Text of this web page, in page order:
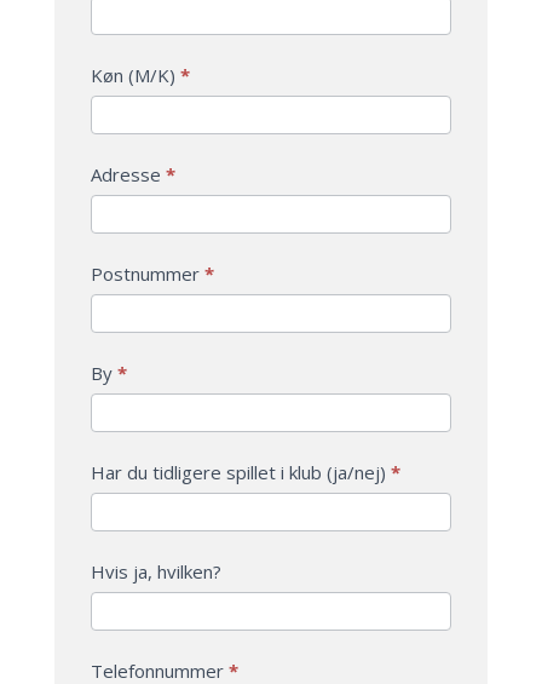
Køn (M/K) *
Adresse *
Postnummer *
By *
Har du tidligere spillet i klub (ja/nej) *
Hvis ja, hvilken?
Telefonnummer *
leave
this
field
blank.